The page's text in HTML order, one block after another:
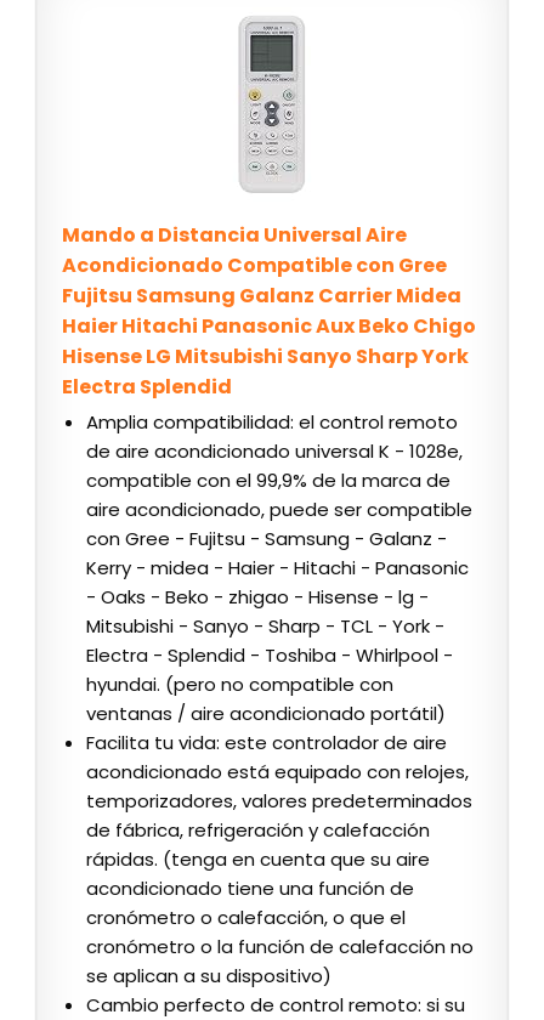
Mando a Distancia Universal Aire
Acondicionado Compatible con Gree
Fujitsu Samsung Galanz Carrier Midea
Haier Hitachi Panasonic Aux Beko Chigo
Hisense LG Mitsubishi Sanyo Sharp York
Electra Splendid
Amplia compatibilidad: el control remoto
de aire acondicionado universal K - 1028e,
compatible con el 99,9% de la marca de
aire acondicionado, puede ser compatible
con Gree - Fujitsu - Samsung - Galanz -
Kerry - midea - Haier - Hitachi - Panasonic
- Oaks - Beko - zhigao - Hisense - lg -
Mitsubishi - Sanyo - Sharp - TCL - York -
Electra - Splendid - Toshiba - Whirlpool -
hyundai. (pero no compatible con
ventanas / aire acondicionado portátil)
Facilita tu vida: este controlador de aire
acondicionado está equipado con relojes,
temporizadores, valores predeterminados
de fábrica, refrigeración y calefacción
rápidas. (tenga en cuenta que su aire
acondicionado tiene una función de
cronómetro o calefacción, o que el
cronómetro o la función de calefacción no
se aplican a su dispositivo)
Cambio perfecto de control remoto: si su